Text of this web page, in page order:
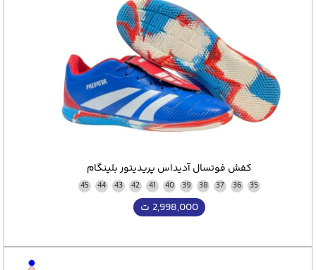
کفش فوتسال آدیداس پریدیتور بلينگام
35
36
37
38
39
40
41
42
43
44
45
2,998,000 ت